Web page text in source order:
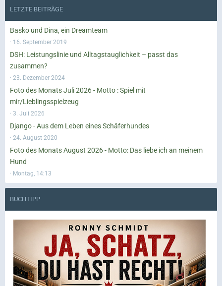
LETZTE BEITRÄGE
Basko und Dina, ein Dreamteam
16. September 2019
DSH: Leistungslinie und Alltagstauglichkeit – passt das
zusammen?
23. Dezember 2024
Foto des Monats Juli 2026 - Motto : Spiel mit
mir/Lieblingsspielzeug
3. Juli 2026
Django - Aus dem Leben eines Schäferhundes
24. August 2020
Foto des Monats August 2026 - Motto: Das liebe ich an meinem
Hund
Montag, 14:13
BUCHTIPP